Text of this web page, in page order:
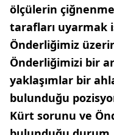
ölçülerin
tarafları uyarmak
Önderliğimiz
Önderliğimizi bir
yaklaşımlar bir
bulunduğu
Kürt sorunu ve